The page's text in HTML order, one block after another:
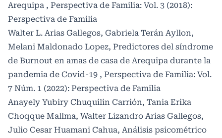
Arequipa , Perspectiva de Familia: Vol. 3 (2018):
Perspectiva de Familia
Walter L. Arias Gallegos, Gabriela Terán Ayllon,
Melani Maldonado Lopez, Predictores del síndrome
de Burnout en amas de casa de Arequipa durante la
pandemia de Covid-19 , Perspectiva de Familia: Vol.
7 Núm. 1 (2022): Perspectiva de Familia
Anayely Yubiry Chuquilin Carrión, Tania Erika
Choqque Mallma, Walter Lizandro Arias Gallegos,
Julio Cesar Huamani Cahua, Análisis psicométrico